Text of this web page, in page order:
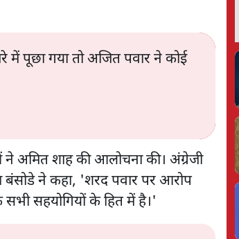
में पूछा गया तो अजित पवार ने कोई
अमित शाह की आलोचना की। अंग्रेजी
बंसोडे ने कहा, 'शरद पवार पर आरोप
सहयोगियों के हित में है।'